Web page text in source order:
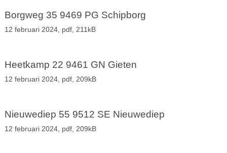
Borgweg 35 9469 PG Schipborg
12 februari 2024, pdf, 211kB
Heetkamp 22 9461 GN Gieten
12 februari 2024, pdf, 209kB
Nieuwediep 55 9512 SE Nieuwediep
12 februari 2024, pdf, 209kB